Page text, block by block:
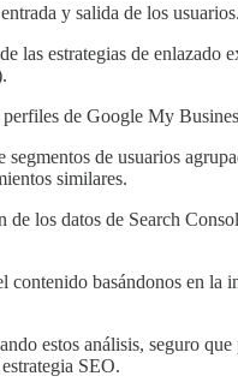
y salida de los usuarios.
las estrategias de enlazado
de Google My
segmentos de usuarios
similares.
de los datos de Search
contenido basándonos en la
estos análisis, seguro
SEO.